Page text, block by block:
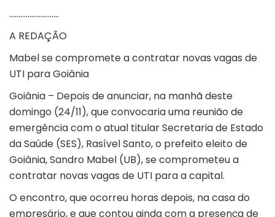
………………………
A REDAÇÃO
Mabel se compromete a contratar novas vagas de
UTI para Goiânia
Goiânia – Depois de anunciar, na manhã deste
domingo (24/11), que convocaria uma reunião de
emergência com o atual titular Secretaria de Estado
da Saúde (SES), Rasível Santo, o prefeito eleito de
Goiânia, Sandro Mabel (UB), se comprometeu a
contratar novas vagas de UTI para a capital.
O encontro, que ocorreu horas depois, na casa do
empresário, e que contou ainda com a presença de